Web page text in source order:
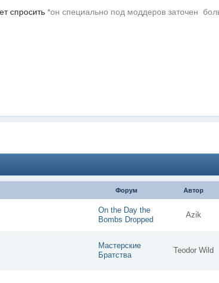
спросить*он специально под моддеров заточен 
Форум Автор
On the Day the
Bombs Dropped
Azik
Мастерские
Братства
Teodor Wild